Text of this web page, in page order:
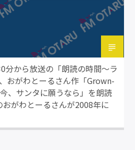
分から放送の「朗読の時間～ラ
おがわとーるさん作「Grown-
、サンタに願うなら」を朗読
おがわとーるさんが2008年に